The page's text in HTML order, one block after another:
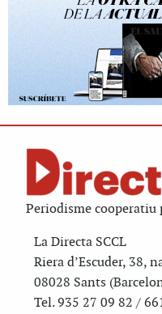
Periodisme cooperatiu
La Directa SCCL
Riera d’Escuder, 38,
08028 Sants
Tel. 935 27 09 82 /